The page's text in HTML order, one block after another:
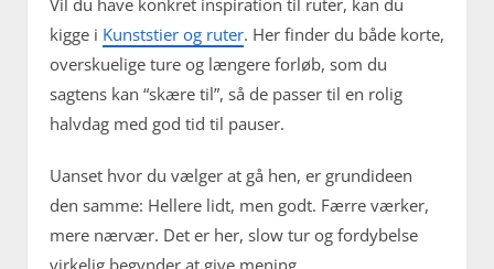
Vil du have konkret inspiration til ruter, kan du
kigge i Kunststier og ruter. Her finder du både korte,
overskuelige ture og længere forløb, som du
sagtens kan “skære til”, så de passer til en rolig
halvdag med god tid til pauser.
Uanset hvor du vælger at gå hen, er grundideen
den samme: Hellere lidt, men godt. Færre værker,
mere nærvær. Det er her, slow tur og fordybelse